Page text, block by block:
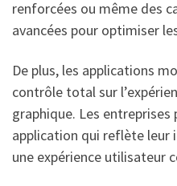
renforcées ou même des
avancées pour optimiser
De plus, les applications
contrôle total sur
graphique. Les entreprises
application qui reflète
une expérience utilisateur